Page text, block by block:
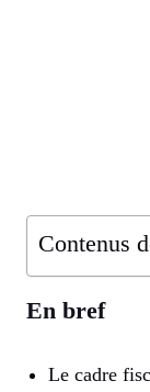
Contenus
En bref
Le cadre